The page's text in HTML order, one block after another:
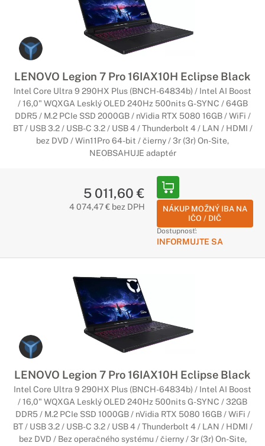
LENOVO Legion 7 Pro 16IAX10H Eclipse Black
Intel Core Ultra 9 290HX Plus (BNCH-64834b) / Intel AI Boost
/ 16,0" WQXGA Lesklý OLED 240Hz 500nits G-SYNC / 64GB
DDR5 / M.2 PCIe SSD 2000GB / nVidia RTX 5080 16GB / WiFi /
BT / USB 3.2 / USB-C 3.2 / USB 4 / Thunderbolt 4 / LAN / HDMI /
bez DVD / Win11Pro 64-bit / čierny / 3r (3r) On-Site,
NEOBSAHUJE adaptér
5 011,60 €
4 074,47 € bez DPH
NÁKUP MOŽNÝ IBA NA
IČO / DIČ
Dostupnosť:
INFORMUJTE SA
LENOVO Legion 7 Pro 16IAX10H Eclipse Black
Intel Core Ultra 9 290HX Plus (BNCH-64834b) / Intel AI Boost
/ 16,0" WQXGA Lesklý OLED 240Hz 500nits G-SYNC / 32GB
DDR5 / M.2 PCIe SSD 1000GB / nVidia RTX 5080 16GB / WiFi /
BT / USB 3.2 / USB-C 3.2 / USB 4 / Thunderbolt 4 / LAN / HDMI /
bez DVD / Bez operačného systému / čierny / 3r (3r) On-Site,